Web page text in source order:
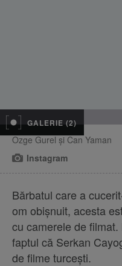
GALERIE (2)
Ozge Gurel și Can Yaman
Instagram
Bărbatul care a
om obișnuit, acesta
cu camerele de
faptul că Serkan
de filme turcești.